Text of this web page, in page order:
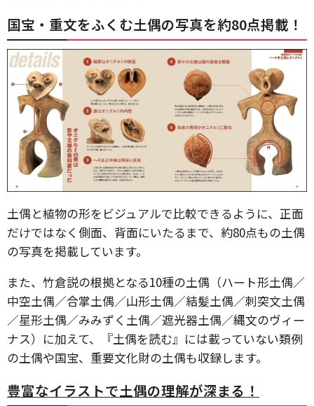
国宝・重文をふくむ土偶の写真を約80点掲載！
土偶と植物の形をビジュアルで比較できるように、正面
だけではなく側面、背面にいたるまで、約80点もの土偶
の写真を掲載しています。
また、竹倉説の根拠となる10種の土偶（ハート形土偶／
中空土偶／合掌土偶／山形土偶／結髪土偶／刺突文土偶
／星形土偶／みみずく土偶／遮光器土偶／縄文のヴィー
ナス）に加えて、『土偶を読む』には載っていない類例
の土偶や国宝、重要文化財の土偶も収録します。
豊富なイラストで土偶の理解が深まる！